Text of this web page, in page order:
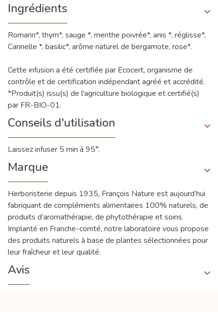
Ingrédients
Romarin*, thym*, sauge *, menthe poivrée*, anis *, réglisse*,
Cannelle *, basilic*, arôme naturel de bergamote, rose*.
Cette infusion a été certifiée par Ecocert, organisme de
contrôle et de certification indépendant agréé et accrédité.
*Produit(s) issu(s) de l'agriculture biologique et certifié(s)
par FR-BIO-01.
Conseils d'utilisation
Laissez infuser 5 min à 95°.
Marque
Herboristerie depuis 1935, François Nature est aujourd’hui
fabriquant de compléments alimentaires 100% naturels, de
produits d’aromathérapie, de phytothérapie et soins.
Implanté en Franche-comté, notre laboratoire vous propose
des produits naturels à base de plantes sélectionnées pour
leur fraîcheur et leur qualité.
Avis